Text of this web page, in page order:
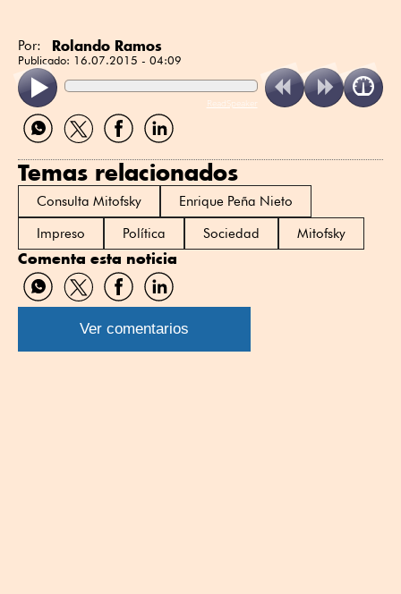
Por: Rolando Ramos
Publicado: 16.07.2015 - 04:09
ReadSpeaker
Compartir
por
Compartir
por
Compartir
por
Compartir
por
Temas relacionados
Consulta Mitofsky
Enrique Peña Nieto
Impreso
Política Sociedad Mitofsky
Comenta esta noticia
Compartir
por
WhatsApp
Compartir
por
Twitter
Compartir
por
Facebook
Compartir
por
Linkedin
Ver comentarios